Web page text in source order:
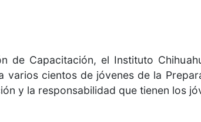
de Capacitación, el Instituto
varios cientos de jóvenes de la
y la responsabilidad que tienen los